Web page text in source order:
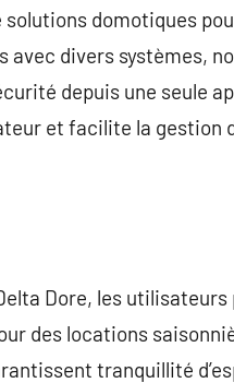
domotiques
divers systèmes,
depuis une seule
et facilite la gestion
Dore, les
des locations
tranquillité